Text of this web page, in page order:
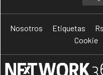
Nosotros Etiquetas
Cookie